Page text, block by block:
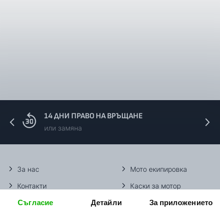
Съгласие Детайли За приложението
14 ДНИ ПРАВО НА ВРЪЩАНЕ
или замяна
За нас
Контакти
Методи доставка
Мото екипировка
Каски за мотор
Ботуши за мотор